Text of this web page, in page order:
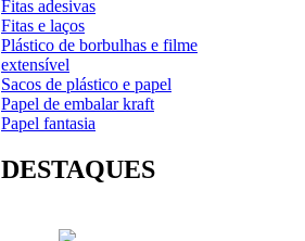
Fitas adesivas
Fitas e laços
Plástico de borbulhas e filme
extensível
Sacos de plástico e papel
Papel de embalar kraft
Papel fantasia
DESTAQUES